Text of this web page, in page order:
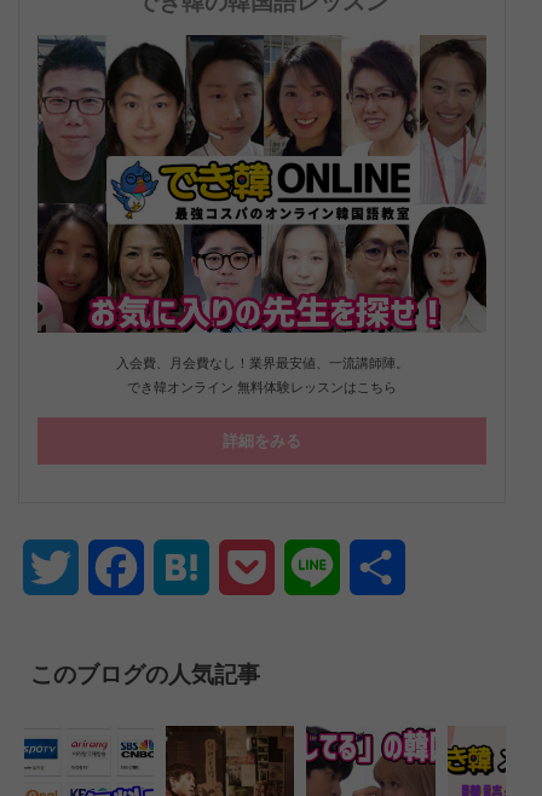
入会費、月会費なし！業界最安値、一流講師陣。
でき韓オンライン 無料体験レッスンはこちら
詳細をみる
Twitter FacebookHatena Pocket Line
このブログの人気記事